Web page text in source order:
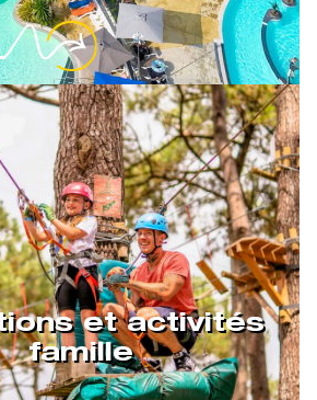
et activités
famille